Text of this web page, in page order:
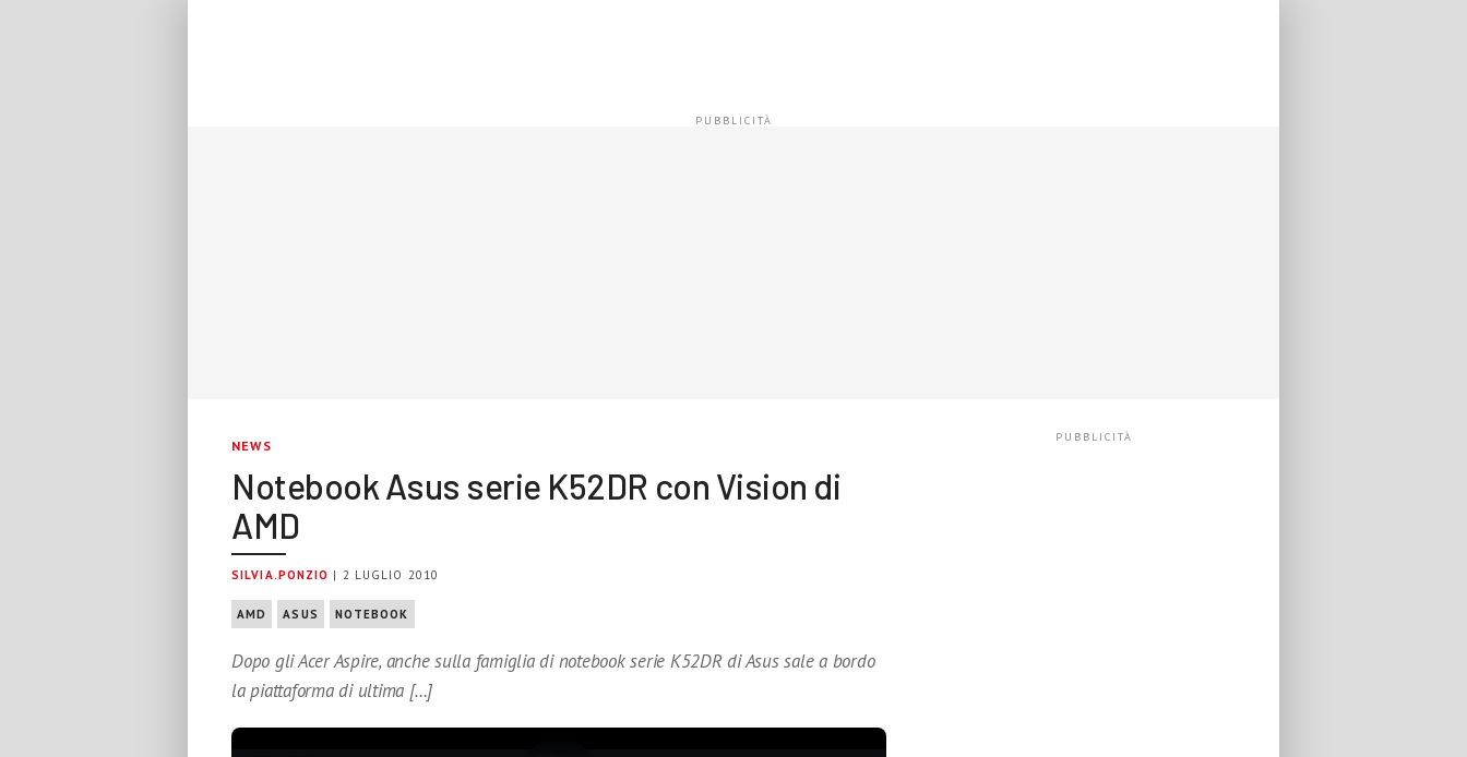
NEWS
Notebook Asus serie K52DR con Vision di
AMD
SILVIA.PONZIO | 2 LUGLIO 2010
AMD ASUS NOTEBOOK
Dopo gli Acer Aspire, anche sulla famiglia di notebook serie K52DR di Asus sale a bordo
la piattaforma di ultima […]